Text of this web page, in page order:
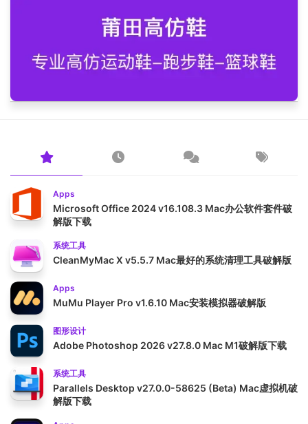
Apps
Microsoft Office 2024 v16.108.3 Mac办公软件套件破
解版下载
系统工具
CleanMyMac X v5.5.7 Mac最好的系统清理工具破解版
Apps
MuMu Player Pro v1.6.10 Mac安装模拟器破解版
图形设计
Adobe Photoshop 2026 v27.8.0 Mac M1破解版下载
系统工具
Parallels Desktop v27.0.0-58625 (Beta) Mac虚拟机破
解版下载